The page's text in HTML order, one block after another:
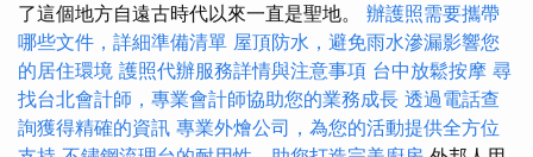
了這個地方自遠古時代以來一直是聖地。 辦護照需要攜帶
哪些文件，詳細準備清單 屋頂防水，避免雨水滲漏影響您
的居住環境 護照代辦服務詳情與注意事項 台中放鬆按摩 尋
找台北會計師，專業會計師協助您的業務成長 透過電話查
詢獲得精確的資訊 專業外燴公司，為您的活動提供全方位